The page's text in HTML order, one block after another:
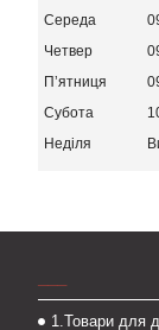
Середа
Четвер
Пʼятниця
Субота
Неділя
1.Товари для